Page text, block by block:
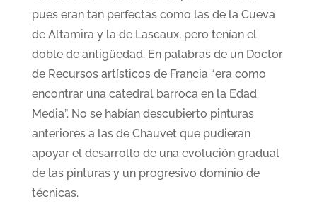
pues eran tan perfectas como las de la Cueva
de Altamira y la de Lascaux, pero tenían el
doble de antigüedad. En palabras de un Doctor
de Recursos artísticos de Francia “era como
encontrar una catedral barroca en la Edad
Media”. No se habían descubierto pinturas
anteriores a las de Chauvet que pudieran
apoyar el desarrollo de una evolución gradual
de las pinturas y un progresivo dominio de
técnicas.